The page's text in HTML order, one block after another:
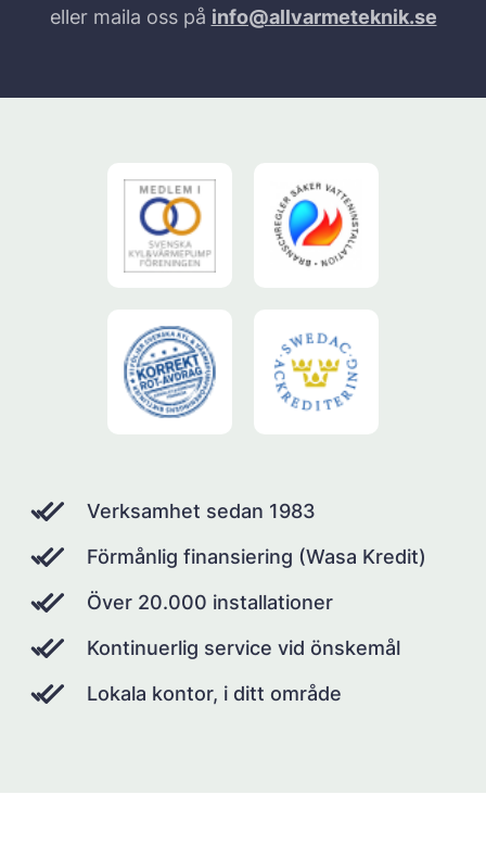
eller maila oss på info@allvarmeteknik.se
Verksamhet sedan 1983
Förmånlig finansiering (Wasa Kredit)
Över 20.000 installationer
Kontinuerlig service vid önskemål
Lokala kontor, i ditt område